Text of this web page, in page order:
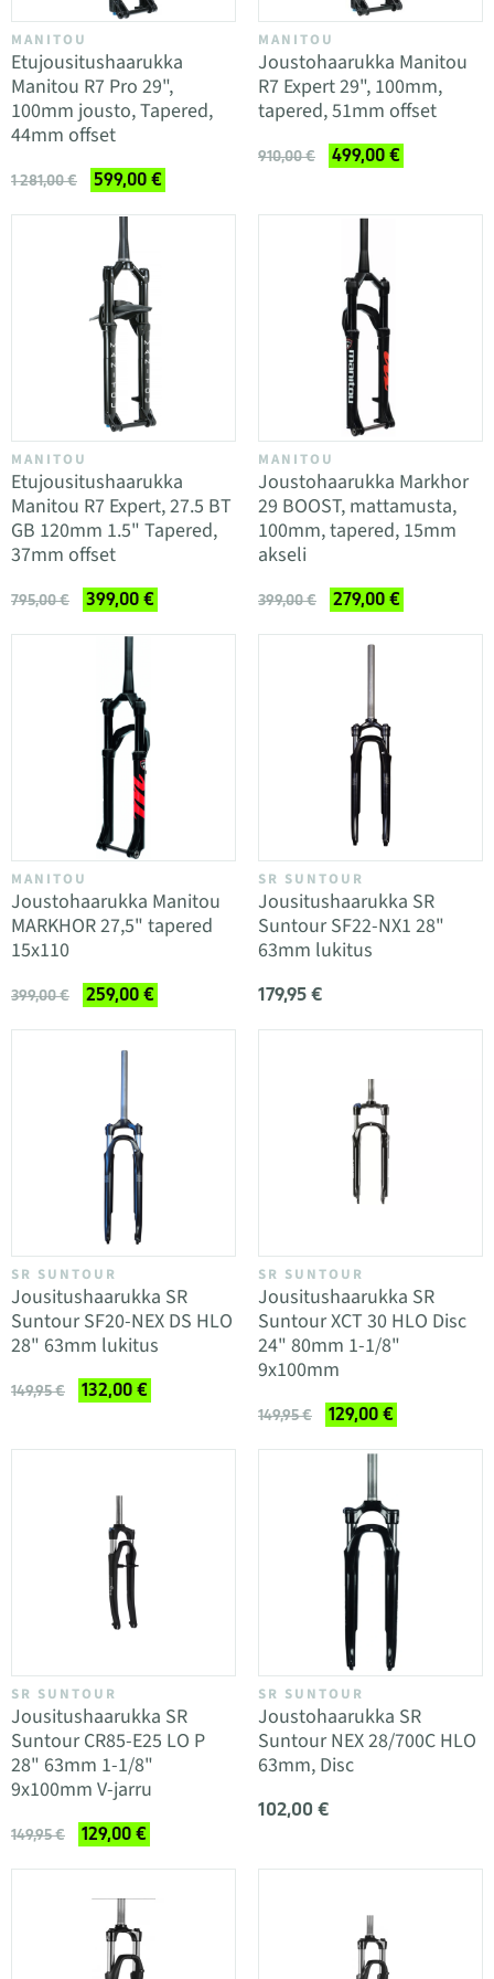
MANITOU
Etujousitushaarukka
Manitou R7 Pro 29",
100mm jousto, Tapered,
44mm offset
1 281,00 € 599,00 €
MANITOU
Joustohaarukka Manitou
R7 Expert 29", 100mm,
tapered, 51mm offset
910,00 € 499,00 €
MANITOU
Etujousitushaarukka
Manitou R7 Expert, 27.5 BT
GB 120mm 1.5" Tapered,
37mm offset
795,00 € 399,00 €
MANITOU
Joustohaarukka Markhor
29 BOOST, mattamusta,
100mm, tapered, 15mm
akseli
399,00 € 279,00 €
MANITOU
Joustohaarukka Manitou
MARKHOR 27,5" tapered
15x110
399,00 € 259,00 €
SR SUNTOUR
Jousitushaarukka SR
Suntour SF22-NX1 28"
63mm lukitus
179,95 €
SR SUNTOUR
Jousitushaarukka SR
Suntour SF20-NEX DS HLO
28" 63mm lukitus
149,95 € 132,00 €
SR SUNTOUR
Jousitushaarukka SR
Suntour XCT 30 HLO Disc
24" 80mm 1-1/8"
9x100mm
149,95 € 129,00 €
SR SUNTOUR
Jousitushaarukka SR
Suntour CR85-E25 LO P
28" 63mm 1-1/8"
9x100mm V-jarru
149,95 € 129,00 €
SR SUNTOUR
Joustohaarukka SR
Suntour NEX 28/700C HLO
63mm, Disc
102,00 €